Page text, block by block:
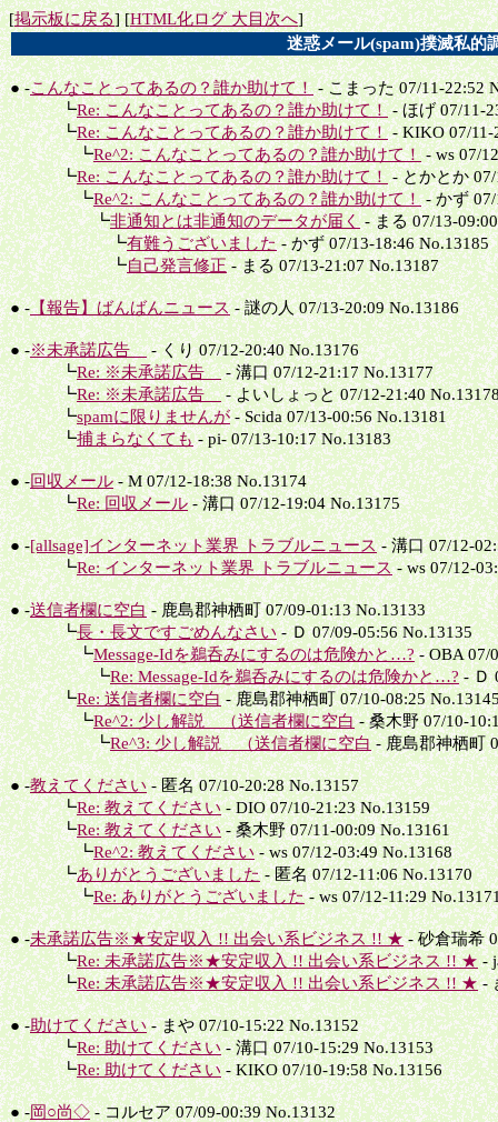
[掲示板に戻る] [HTML化ログ 大目次へ]
迷惑メール(spam)撲滅私的
● -こんなことってあるの？誰か助けて！- こまった 07/11-22:52
┗Re: こんなことってあるの？誰か助けて！- ほげ 07/11-
┗Re: こんなことってあるの？誰か助けて！- KIKO 07/11-
┗Re^2: こんなことってあるの？誰か助けて！- ws 07/
┗Re: こんなことってあるの？誰か助けて！- とかとか 07/
┗Re^2: こんなことってあるの？誰か助けて！- かず 07/
┗非通知とは非通知のデータが届く- まる 07/13-
┗有難うございました- かず 07/13-18:46 No.13185
┗自己発言修正- まる 07/13-21:07 No.13187
● -【報告】ばんばんニュース- 謎の人 07/13-20:09 No.13186
● -※未承諾広告- くり 07/12-20:40 No.13176
┗Re: ※未承諾広告- 溝口 07/12-21:17 No.13177
┗Re: ※未承諾広告- よいしょっと 07/12-21:40
┗spamに限りませんが- Scida 07/13-00:56 No.13181
┗捕まらなくても- pi- 07/13-10:17 No.13183
● -回収メール- M 07/12-18:38 No.13174
┗Re: 回収メール- 溝口 07/12-19:04 No.13175
● -[allsage]インターネット業界 トラブルニュース- 溝口 07/12-
┗Re: インターネット業界 トラブルニュース- ws 07/12-
● -送信者欄に空白- 鹿島郡神栖町 07/09-01:13 No.13133
┗長・長文ですごめんなさい- Ｄ 07/09-05:56 No.13135
┗Message-Idを鵜呑みにするのは危険かと…?- OBA 07/
┗Re: Message-Idを鵜呑みにするのは危険かと…?- Ｄ
┗Re: 送信者欄に空白- 鹿島郡神栖町 07/10-08:25
┗Re^2: 少し解説 （送信者欄に空白- 桑木野 07/10-
┗Re^3: 少し解説 （送信者欄に空白- 鹿島郡神栖町
● -教えてください- 匿名 07/10-20:28 No.13157
┗Re: 教えてください- DIO 07/10-21:23 No.13159
┗Re: 教えてください- 桑木野 07/11-00:09 No.13161
┗Re^2: 教えてください- ws 07/12-03:49 No.13168
┗ありがとうございました- 匿名 07/12-11:06 No.13170
┗Re: ありがとうございました- ws 07/12-11:29
● -未承諾広告※★安定収入 !! 出会い系ビジネス !! ★- 砂倉瑞希
┗Re: 未承諾広告※★安定収入 !! 出会い系ビジネス !! ★-
┗Re: 未承諾広告※★安定収入 !! 出会い系ビジネス !! ★-
● -助けてください- まや 07/10-15:22 No.13152
┗Re: 助けてください- 溝口 07/10-15:29 No.13153
┗Re: 助けてください- KIKO 07/10-19:58 No.13156
● -岡○尚◇- コルセア 07/09-00:39 No.13132